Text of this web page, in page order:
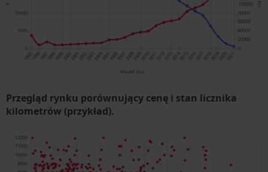
Przegląd rynku porównujący cenę i stan licznika
kilometrów (przykład).